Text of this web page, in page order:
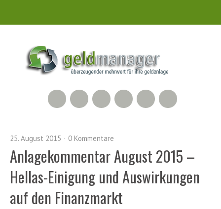
Facebook
500px
LinkedIn
Xing
RSS Feed
25. August 2015 0 Kommentare
Anlagekommentar August 2015 –
Hellas-Einigung und Auswirkungen
auf den Finanzmarkt